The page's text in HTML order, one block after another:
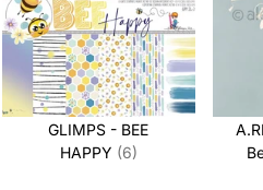
GLIMPS - BEE
HAPPY (6)